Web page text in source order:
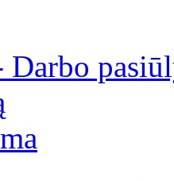
Darbo